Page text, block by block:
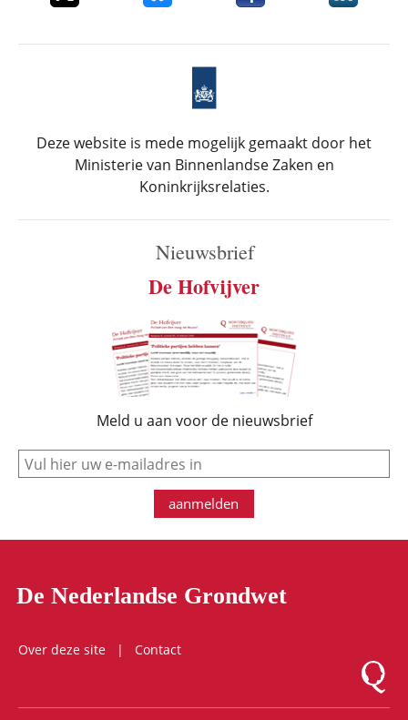
Deze website is mede mogelijk gemaakt door het
Ministerie van Binnenlandse Zaken en
Koninkrijksrelaties.
Nieuwsbrief
De Hofvijver
Meld u aan voor de nieuwsbrief
e-mail
aanmelden
De Nederlandse Grondwet
Over deze site
Contact
Logo